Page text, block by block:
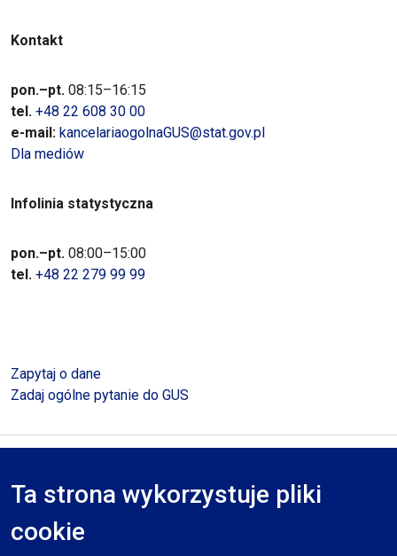
Ta strona wykorzystuje pliki
cookie
Kontakt
pon.–pt. 08:15–16:15
tel. +48 22 608 30 00
e-mail: kancelariaogolnaGUS@stat.gov.pl
Dla mediów
Infolinia statystyczna
pon.–pt. 08:00–15:00
tel. +48 22 279 99 99
Zapytaj o dane
Zadaj ogólne pytanie do GUS
RODO